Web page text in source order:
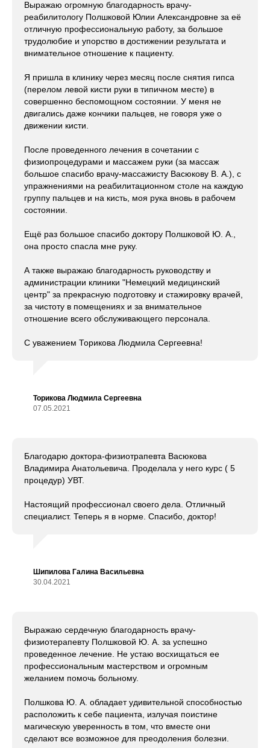
Выражаю огромную благодарность врачу-
реабилитологу Полшковой Юлии Александровне за её
отличную профессиональную работу, за большое
трудолюбие и упорство в достижении результата и
внимательное отношение к пациенту.
Я пришла в клинику через месяц после снятия гипса
(перелом левой кисти руки в типичном месте) в
совершенно беспомощном состоянии. У меня не
двигались даже кончики пальцев, не говоря уже о
движении кисти.
После проведенного лечения в сочетании с
физиопроцедурами и массажем руки (за массаж
большое спасибо врачу-массажисту Васюкову В. А.), с
упражнениями на реабилитационном столе на каждую
группу пальцев и на кисть, моя рука вновь в рабочем
состоянии.
Ещё раз большое спасибо доктору Полшковой Ю. А.,
она просто спасла мне руку.
А также выражаю благодарность руководству и
администрации клиники "Немецкий медицинский
центр" за прекрасную подготовку и стажировку врачей,
за чистоту в помещениях и за внимательное
отношение всего обслуживающего персонала.
С уважением Торикова Людмила Сергеевна!
Торикова Людмила Сергеевна
07.05.2021
Благодарю доктора-физиотрапевта Васюкова
Владимира Анатольевича. Проделала у него курс ( 5
процедур) УВТ.
Настоящий профессионал своего дела. Отличный
специалист. Теперь я в норме. Спасибо, доктор!
Шипилова Галина Васильевна
30.04.2021
Выражаю сердечную благодарность врачу-
физиотерапевту Полшковой Ю. А. за успешно
проведенное лечение. Не устаю восхищаться ее
профессиональным мастерством и огромным
желанием помочь больному.
Полшкова Ю. А. обладает удивительной способностью
расположить к себе пациента, излучая поистине
магическую уверенность в том, что вместе они
сделают все возможное для преодоления болезни.